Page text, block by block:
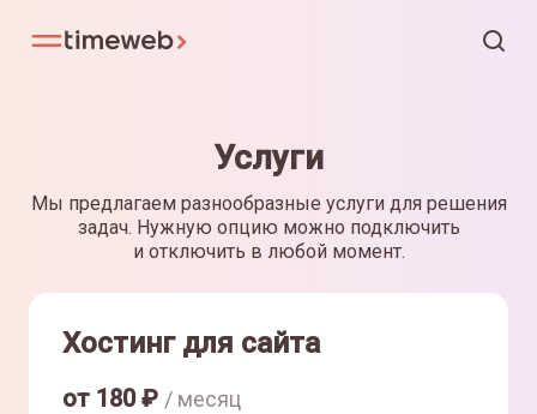
Услуги
Мы предлагаем разнообразные услуги для решения
задач. Нужную опцию можно подключить
и отключить в любой момент.
Хостинг для сайта
от 180₽ / месяц